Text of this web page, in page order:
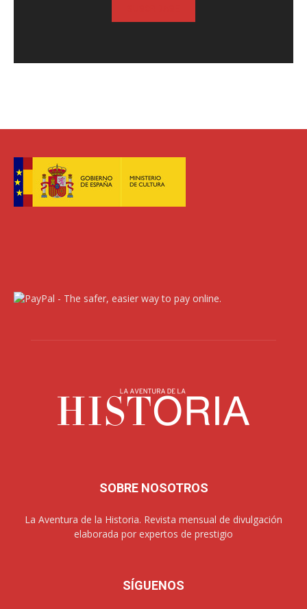
SOBRE NOSOTROS
La Aventura de la Historia. Revista mensual de divulgación
elaborada por expertos de prestigio
SÍGUENOS